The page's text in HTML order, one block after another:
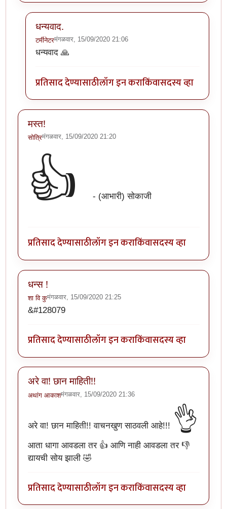
धन्यवाद.
टर्मीनेटरमंगळवार, 15/09/2020 21:06
In reply to
धन्यवाद 🙏
प्रतिसाद देण्यासाठीलॉग इन कराकिंवासदस्य व्हा
मस्त!
सोत्रिमंगळवार, 15/09/2020 21:20
👍 - (आभारी) सोकाजी
प्रतिसाद देण्यासाठीलॉग इन कराकिंवासदस्य व्हा
धन्स !
शा वि कुमंगळवार, 15/09/2020 21:25
&#128079
प्रतिसाद देण्यासाठीलॉग इन कराकिंवासदस्य व्हा
अरे वा! छान माहिती!!
अथांग आकाशमंगळवार, 15/09/2020 21:36
अरे वा! छान माहिती!! वाचनखुण साठवली आहे!!! 👌
आता धागा आवडला तर 👍 आणि नाही आवडला तर 👎
द्यायची सोय झाली 🤣
प्रतिसाद देण्यासाठीलॉग इन कराकिंवासदस्य व्हा